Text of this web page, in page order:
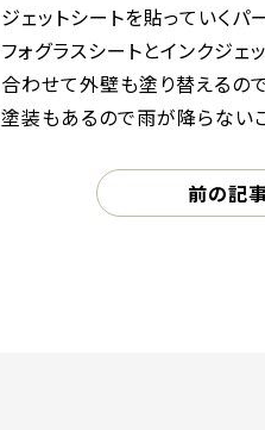
ジェットシートを貼っていくパ
フォグラスシートとインクジ
合わせて外壁も塗り替えるの
塗装もあるので雨が降らない
前の記